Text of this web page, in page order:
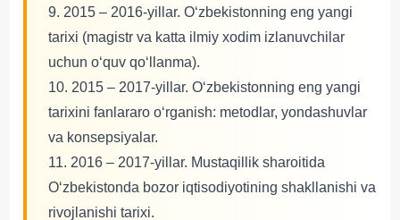
9. 2015 – 2016-yillar. O‘zbekistonning eng yangi
tarixi (magistr va katta ilmiy xodim izlanuvchilar
uchun o‘quv qo‘llanma).
10. 2015 – 2017-yillar. O‘zbekistonning eng yangi
tarixini fanlararo o‘rganish: metodlar, yondashuvlar
va konsepsiyalar.
11. 2016 – 2017-yillar. Mustaqillik sharoitida
O‘zbekistonda bozor iqtisodiyotining shakllanishi va
rivojlanishi tarixi.